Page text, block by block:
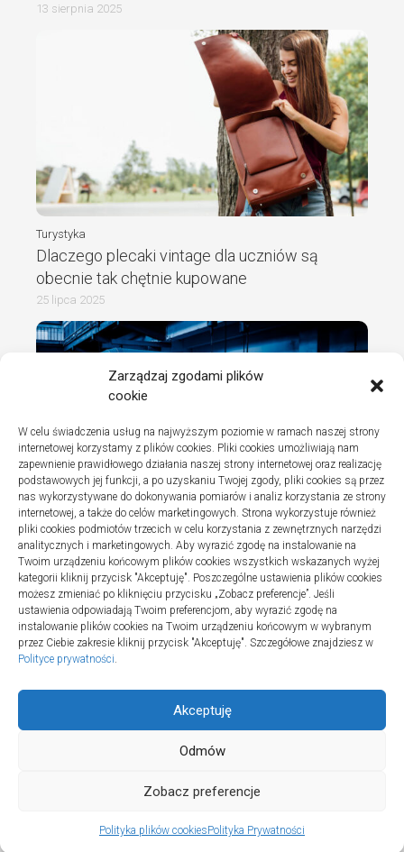
Zarządzaj zgodami plików
cookie
W celu świadczenia usług na najwyższym poziomie w ramach naszej strony
internetowej korzystamy z plików cookies. Pliki cookies umożliwiają nam
zapewnienie prawidłowego działania naszej strony internetowej oraz realizację
podstawowych jej funkcji, a po uzyskaniu Twojej zgody, pliki cookies są przez
nas wykorzystywane do dokonywania pomiarów i analiz korzystania ze strony
internetowej, a także do celów marketingowych. Strona wykorzystuje również
pliki cookies podmiotów trzecich w celu korzystania z zewnętrznych narzędzi
analitycznych i marketingowych. Aby wyrazić zgodę na instalowanie na
Twoim urządzeniu końcowym plików cookies wszystkich wskazanych wyżej
kategorii kliknij przycisk "Akceptuję". Poszczególne ustawienia plików cookies
możesz zmieniać po kliknięciu przycisku „Zobacz preferencje”. Jeśli
ustawienia odpowiadają Twoim preferencjom, aby wyrazić zgodę na
instalowanie plików cookies na Twoim urządzeniu końcowym w wybranym
przez Ciebie zakresie kliknij przycisk "Akceptuję". Szczegółowe znajdziesz w
Polityce prywatności.
Akceptuję
Odmów
Zobacz preferencje
Polityka plików cookiesPolityka Prywatności
13 sierpnia 2025
Turystyka
Dlaczego plecaki vintage dla uczniów są
obecnie tak chętnie kupowane
25 lipca 2025
Turystyka
Jak wybrać dobrą firmę do instalacji
sanitarnych w szpitalach
20 lipca 2025